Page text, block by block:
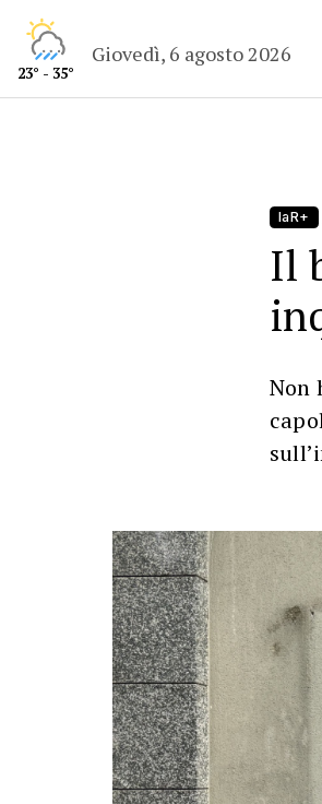
23° - 35°
Giovedì, 6 agosto 2026
laR+
Il
Non